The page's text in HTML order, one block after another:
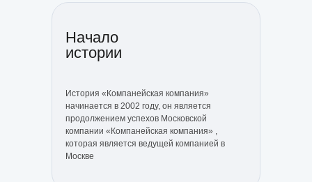
История «Компанейская компания»
начинается в 2002 году, он является
продолжением успехов Московской
компании «Компанейская компания» ,
которая является ведущей компанией в
Москве
Начало
истории